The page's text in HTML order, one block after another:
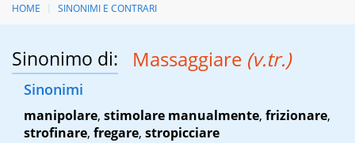
HOME SINONIMI E CONTRARI
Sinonimo di: Massaggiare (v.tr.)
Sinonimi
manipolare, stimolare manualmente, frizionare,
strofinare, fregare, stropicciare